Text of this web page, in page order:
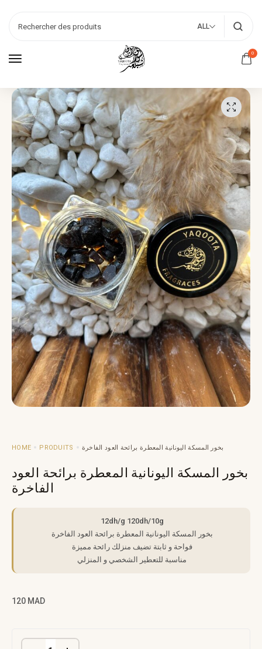
0
ALL
HOME PRODUITS بخور المسكة اليونانية المعطرة برائحة العود الفاخرة
بخور المسكة اليونانية المعطرة برائحة العود
الفاخرة
12dh/g 120dh/10g
بخور المسكة اليونانية المعطرة برائحة العود الفاخرة
فواحة و ثابتة تضيف منزلك رائحة مميزة
مناسبة للتعطير الشخصي و المنزلي
120 MAD